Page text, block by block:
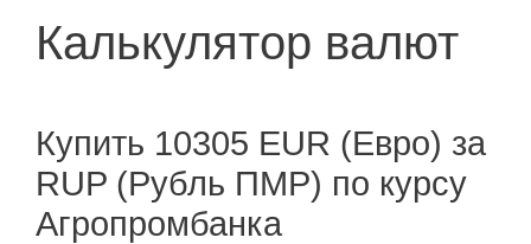
Калькулятор валют
Купить 10305 EUR (Евро) за
RUP (Рубль ПМР) по курсу
Агропромбанка